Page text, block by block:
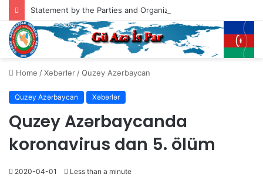
Home /Xəbərlər /Quzey Azərbaycan
Quzey Azərbaycan Xəbərlər
Quzey Azərbaycanda
koronavirus dan 5. ölüm
2020-04-01 Less than a minute